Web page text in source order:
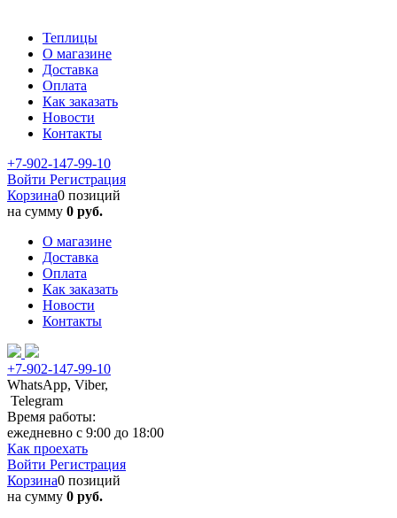
Теплицы
О магазине
Доставка
Оплата
Как заказать
Новости
Контакты
+7-902-147-99-10
Войти Регистрация
Корзина0 позиций
на сумму 0 руб.
О магазине
Доставка
Оплата
Как заказать
Новости
Контакты
+7-902-147-99-10
WhatsApp, Viber,
Telegram
Время работы:
ежедневно с 9:00 до 18:00
Как проехать
Войти Регистрация
Корзина0 позиций
на сумму 0 руб.